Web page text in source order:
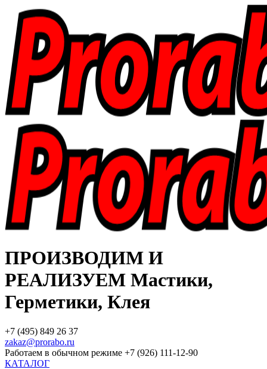
ПРОИЗВОДИМ И
РЕАЛИЗУЕМ Мастики,
Герметики, Клея
+7 (495) 849 26 37
zakaz@prorabo.ru
Работаем в обычном режиме +7 (926) 111-12-90
КАТАЛОГ